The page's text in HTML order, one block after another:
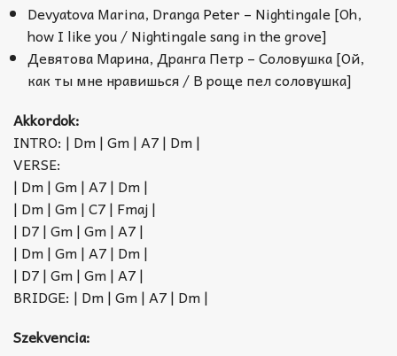
Devyatova Marina, Dranga Peter – Nightingale [Oh,
how I like you / Nightingale sang in the grove]
Девятова Марина, Дранга Петр – Соловушка [Ой,
как ты мне нравишься / В роще пел соловушка]
Akkordok:
INTRO: | Dm | Gm | A7 | Dm |
VERSE:
| Dm | Gm | A7 | Dm |
| Dm | Gm | C7 | Fmaj |
| D7 | Gm | Gm | A7 |
| Dm | Gm | A7 | Dm |
| D7 | Gm | Gm | A7 |
BRIDGE: | Dm | Gm | A7 | Dm |
Szekvencia: